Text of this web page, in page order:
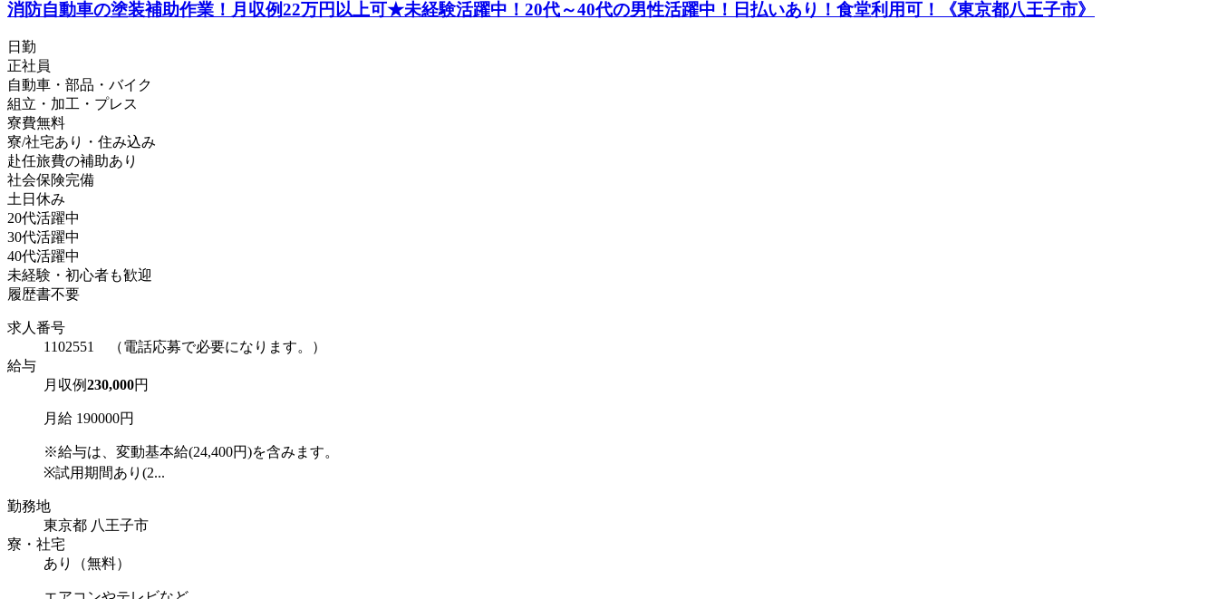
消防自動車の塗装補助作業！月収例22万円以上可★未経験活躍中！20代～40代の男性活躍中！日払いあり！食堂利用可！《東京都八王子市》
日勤
正社員
自動車・部品・バイク
組立・加工・プレス
寮費無料
寮/社宅あり・住み込み
赴任旅費の補助あり
社会保険完備
土日休み
20代活躍中
30代活躍中
40代活躍中
未経験・初心者も歓迎
履歴書不要
求人番号
1102551 （電話応募で必要になります。）
給与
月収例230,000円
月給 190000円
※給与は、変動基本給(24,400円)を含みます。
※試用期間あり(2...
勤務地
東京都 八王子市
寮・社宅
あり（無料）